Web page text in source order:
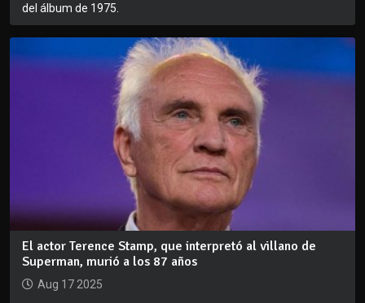
del álbum de 1975.
El actor Terence Stamp, que interpretó al villano de
Superman, murió a los 87 años
Aug 17 2025